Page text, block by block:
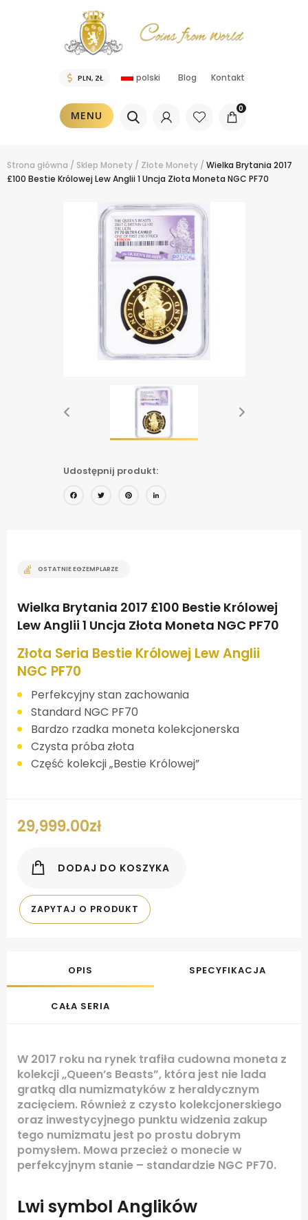
polski Blog Kontakt
MENU
0
Strona główna / Sklep Monety / Złote Monety / Wielka Brytania 2017
£100 Bestie Królowej Lew Anglii 1 Uncja Złota Moneta NGC PF70
Udostępnij produkt:
Facebook
TwitterPinterest
OSTATNIE EGZEMPLARZE
Wielka Brytania 2017 £100 Bestie Królowej
Lew Anglii 1 Uncja Złota Moneta NGC PF70
Złota Seria Bestie Królowej Lew Anglii
NGC PF70
Perfekcyjny stan zachowania
Standard NGC PF70
Bardzo rzadka moneta kolekcjonerska
Czysta próba złota
Część kolekcji „Bestie Królowej”
29,999.00zł
DODAJ DO KOSZYKA
ZAPYTAJ O PRODUKT
OPIS SPECYFIKACJA
CAŁA SERIA
W 2017 roku na rynek trafiła cudowna moneta z
kolekcji „Queen’s Beasts”, która jest nie lada
gratką dla numizmatyków z heraldycznym
zacięciem. Również z czysto kolekcjonerskiego
oraz inwestycyjnego punktu widzenia zakup
tego numizmatu jest po prostu dobrym
pomysłem. Mowa przecież o monecie w
perfekcyjnym stanie – standardzie NGC PF70.
Lwi symbol Anglików